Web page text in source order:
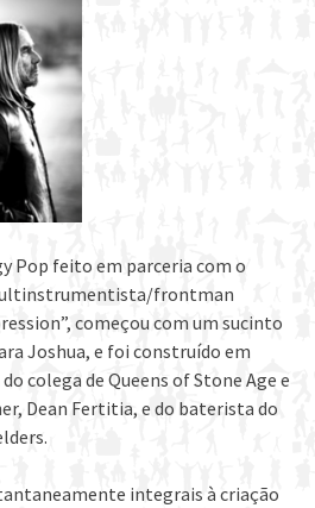
Pop feito em parceria com o
frontman
começou com um sucinto
Joshua, e foi construído em
colega de Queens of Stone Age e
Dean Fertitia, e do baterista do
integrais à criação